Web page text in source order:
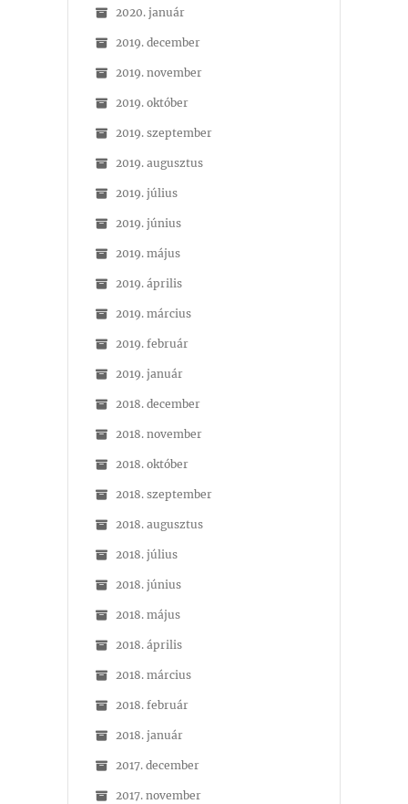
2020. január
2019. december
2019. november
2019. október
2019. szeptember
2019. augusztus
2019. július
2019. június
2019. május
2019. április
2019. március
2019. február
2019. január
2018. december
2018. november
2018. október
2018. szeptember
2018. augusztus
2018. július
2018. június
2018. május
2018. április
2018. március
2018. február
2018. január
2017. december
2017. november